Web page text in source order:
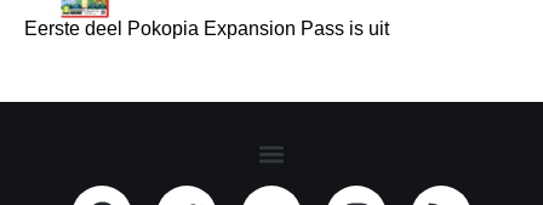
Eerste deel Pokopia Expansion Pass is uit